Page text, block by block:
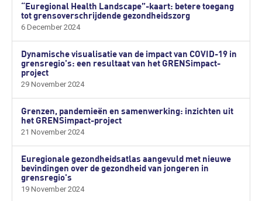
“Euregional Health Landscape”-kaart: betere toegang
tot grensoverschrijdende gezondheidszorg
6 December 2024
Dynamische visualisatie van de impact van COVID-19 in
grensregio's: een resultaat van het GRENSimpact-
project
29 November 2024
Grenzen, pandemieën en samenwerking: inzichten uit
het GRENSimpact-project
21 November 2024
Euregionale gezondheidsatlas aangevuld met nieuwe
bevindingen over de gezondheid van jongeren in
grensregio's
19 November 2024